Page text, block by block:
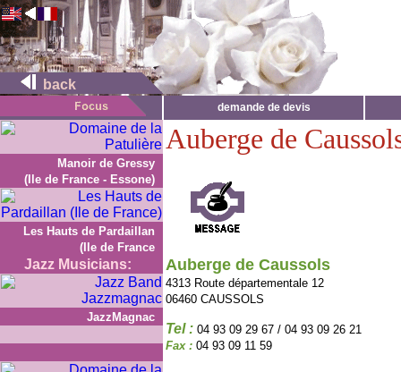
back
demande de devis
Manoir de Gressy
(Ile de France - Essone)
Les Hauts de Pardaillan
(Ile de France
Jazz Musicians:
JazzMagnac
Auberge de
Auberge de Caussols
4313 Route départementale 12
06460 CAUSSOLS
Tel : 04 93 09 29 67 / 04 93 09 26 21
Fax : 04 93 09 11 59